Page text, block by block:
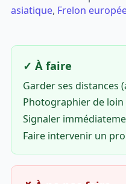
asiatique, Frelon
✓ À faire
Garder ses distances
Photographier de loin
Signaler
Faire intervenir un